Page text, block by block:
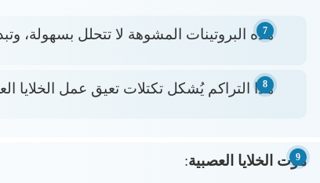
هذه البروتينات المشوهة لا تتحلل بسهولة،
هذا التراكم يُشكل تكتلات تعيق عمل الخلايا
موت الخلايا العصبية: